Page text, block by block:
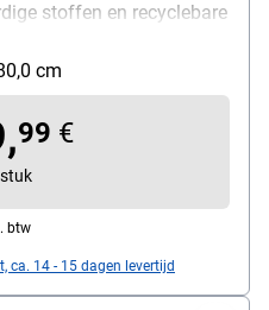
stoffen en recyclebare
cm
99 €
btw
ca. 14 - 15 dagen levertijd